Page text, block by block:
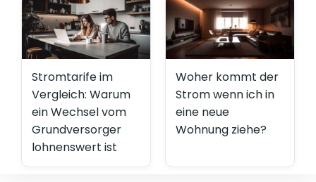
Stromtarife im
Vergleich: Warum
ein Wechsel vom
Grundversorger
lohnenswert ist
Woher kommt der
Strom wenn ich in
eine neue
Wohnung ziehe?